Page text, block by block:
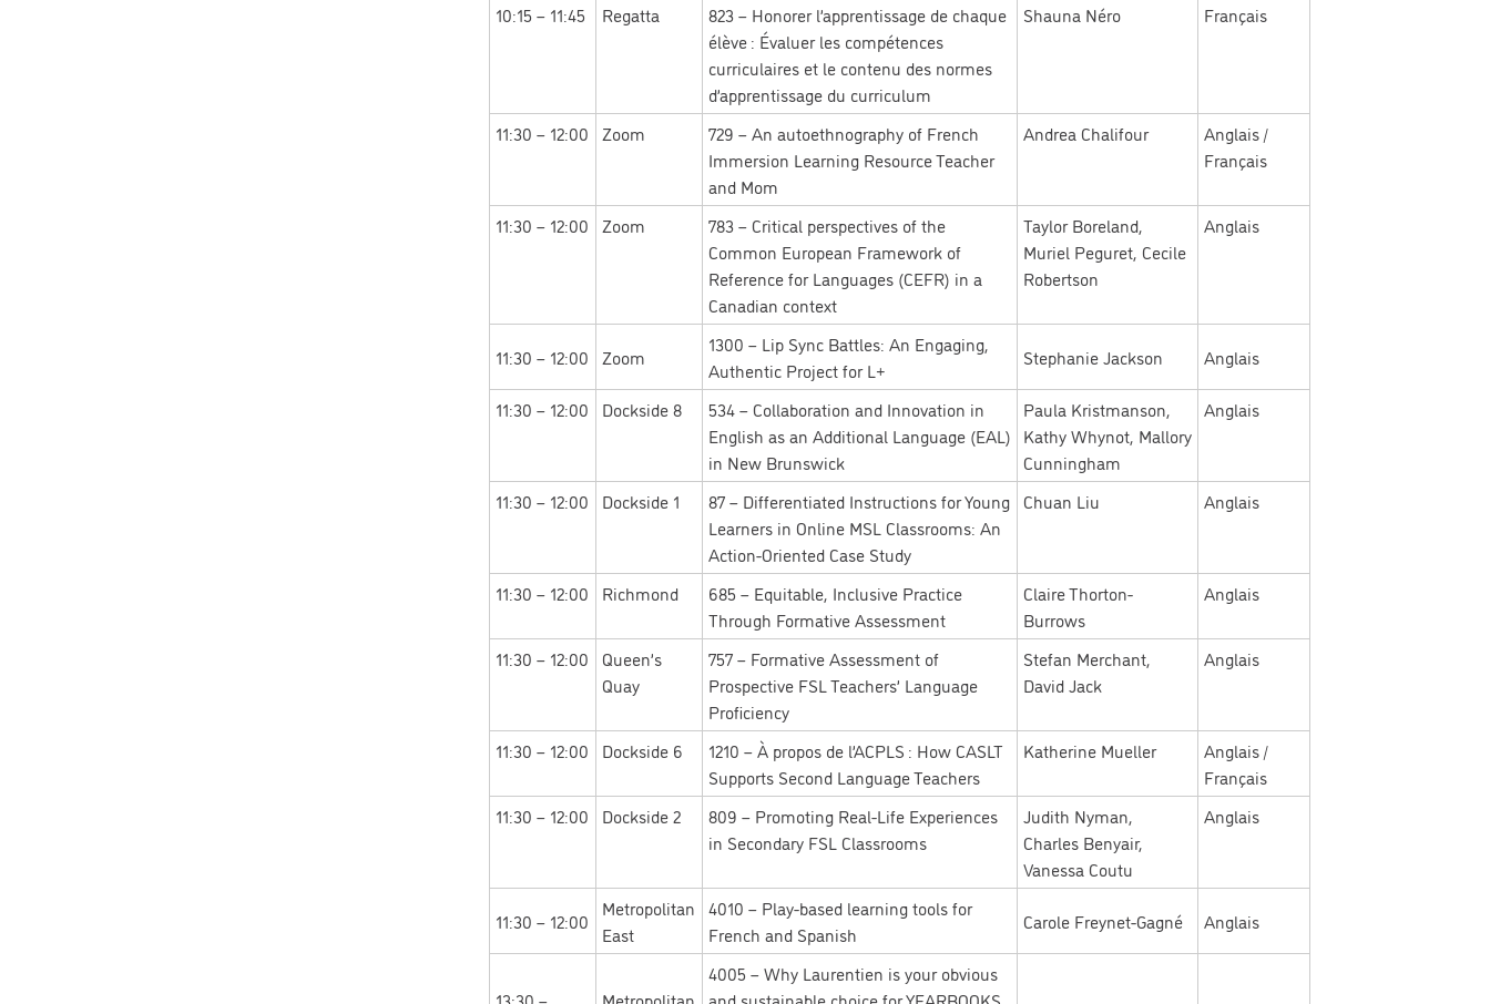
10:15 – 11:45 Regatta
823 – Honorer l’apprentissage de chaque
élève : Évaluer les compétences
curriculaires et le contenu des normes
d’apprentissage du curriculum
Shauna Néro Français
11:30 – 12:00 Zoom
729 – An autoethnography of French
Immersion Learning Resource Teacher
and Mom
Andrea Chalifour
Anglais /
Français
11:30 – 12:00 Zoom
783 – Critical perspectives of the
Common European Framework of
Reference for Languages (CEFR) in a
Canadian context
Taylor Boreland,
Muriel Peguret, Cecile
Robertson
Anglais
11:30 – 12:00 Zoom
1300 – Lip Sync Battles: An Engaging,
Authentic Project for L+
Stephanie Jackson Anglais
11:30 – 12:00 Dockside 8
534 – Collaboration and Innovation in
English as an Additional Language (EAL)
in New Brunswick
Paula Kristmanson,
Kathy Whynot, Mallory
Cunningham
Anglais
11:30 – 12:00 Dockside 1
87 – Differentiated Instructions for Young
Learners in Online MSL Classrooms: An
Action-Oriented Case Study
Chuan Liu Anglais
11:30 – 12:00 Richmond
685 – Equitable, Inclusive Practice
Through Formative Assessment
Claire Thorton-
Burrows
Anglais
11:30 – 12:00 Queen’s
Quay
757 – Formative Assessment of
Prospective FSL Teachers’ Language
Proficiency
Stefan Merchant,
David Jack
Anglais
11:30 – 12:00 Dockside 6
1210 – À propos de l’ACPLS : How CASLT
Supports Second Language Teachers
Katherine Mueller
Anglais /
Français
11:30 – 12:00
Dockside 2
809 – Promoting Real-Life Experiences
in Secondary FSL Classrooms
Judith Nyman,
Charles Benyair,
Vanessa Coutu
Anglais
11:30 – 12:00
Metropolitan
East
4010 – Play-based learning tools for
French and Spanish
Carole Freynet-Gagné Anglais
4005 – Why Laurentien is your obvious